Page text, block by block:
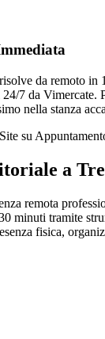
da remoto in
7 da Vimercate.
nella stanza
su
a
remota
minuti tramite
fisica,